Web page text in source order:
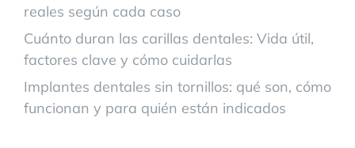
reales según cada caso
Cuánto duran las carillas dentales: Vida útil,
factores clave y cómo cuidarlas
Implantes dentales sin tornillos: qué son, cómo
funcionan y para quién están indicados